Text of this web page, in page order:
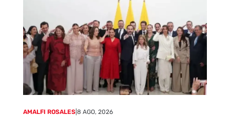
AMALFI ROSALES| 8 AGO, 2026